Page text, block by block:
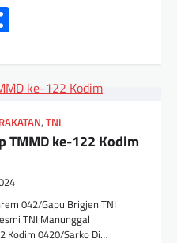
, TNI
TMMD ke-122 Kodim
042/Gapu Brigjen TNI
TNI Manunggal
Kodim 0420/Sarko Di…